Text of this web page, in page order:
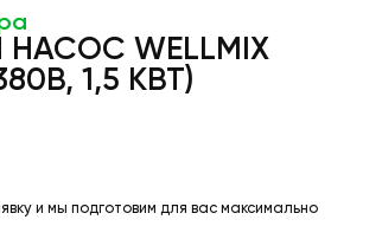
WELLMIX
1,5 КВТ)
и мы подготовим для вас максимально